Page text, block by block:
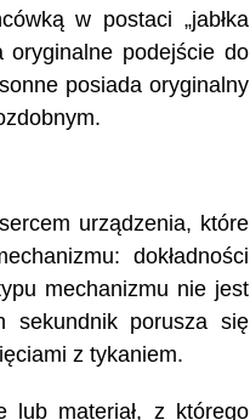
w postaci „jabłka
oryginalne podejście do
posiada oryginalny
urządzenia, które
dokładności
mechanizmu nie jest
sekundnik porusza się
z tykaniem.
lub materiał, z którego